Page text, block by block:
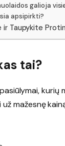
galioja
apsipirkti?
ir Taupykite
tai?
kurių
mažesnę